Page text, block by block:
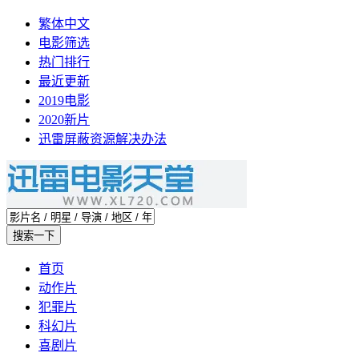
繁体中文
电影筛选
热门排行
最近更新
2019电影
2020新片
迅雷屏蔽资源解决办法
首页
动作片
犯罪片
科幻片
喜剧片